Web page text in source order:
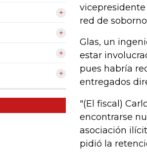
red de
Glas, un
estar
pues habría
entregados
"(El fiscal)
encontrarse
asociación
pidió la